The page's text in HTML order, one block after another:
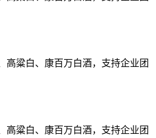
高粱白、康百万白酒，支持企业团
高粱白、康百万白酒，支持企业团